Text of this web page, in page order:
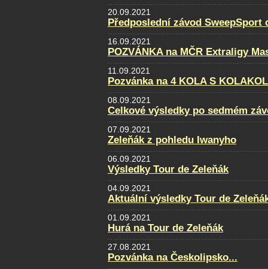
20.09.2021
Předposlední závod
16.09.2021
POZVÁNKA na MČR Extraligy
11.09.2021
Pozvánka na 4 KOLA S
08.09.2021
Celkové výsledky po sedmém
07.09.2021
Zeleňák z pohledu Iwanyho
06.09.2021
Výsledky Tour de Zeleňák
04.09.2021
Aktuální výsledky Tour de
01.09.2021
Hurá na Tour de Zeleňák
27.08.2021
Pozvánka na Českolipsko...